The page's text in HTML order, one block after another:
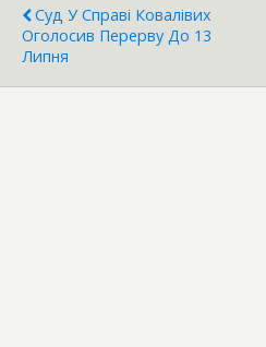
Суд У Справі Ковалівих
Оголосив Перерву До 13
Липня